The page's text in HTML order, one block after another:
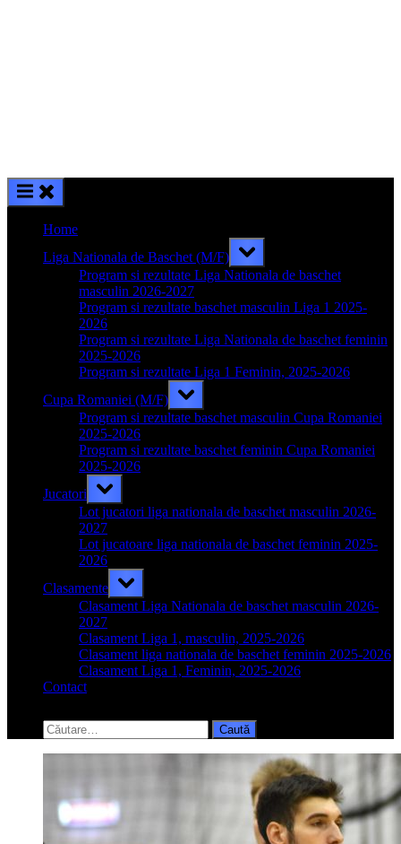
Home
Liga Nationala de Baschet (M/F)
Toggle
sub-
menu
Program si rezultate Liga Nationala de baschet
masculin 2026-2027
Program si rezultate baschet masculin Liga 1 2025-
2026
Program si rezultate Liga Nationala de baschet feminin
2025-2026
Program si rezultate Liga 1 Feminin, 2025-2026
Cupa Romaniei (M/F)
Toggle
sub-
menu
Program si rezultate baschet masculin Cupa Romaniei
2025-2026
Program si rezultate baschet feminin Cupa Romaniei
2025-2026
Jucatori
Toggle
sub-
menu
Lot jucatori liga nationala de baschet masculin 2026-
2027
Lot jucatoare liga nationala de baschet feminin 2025-
2026
Clasamente
Toggle
sub-
menu
Clasament Liga Nationala de baschet masculin 2026-
2027
Clasament Liga 1, masculin, 2025-2026
Clasament liga nationala de baschet feminin 2025-2026
Clasament Liga 1, Feminin, 2025-2026
Contact
search
form
Caută
după: